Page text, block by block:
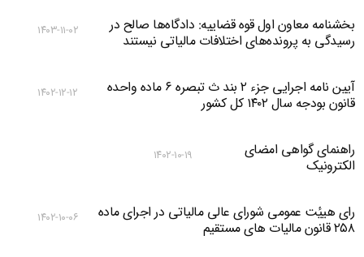
بخشنامه معاون اول قوه قضاییه: دادگاه‌‌ها صالح در
رسیدگی به پرونده‌های اختلافات مالیاتی نیستند
۱۴۰۳-۱۱-۰۲
آیین نامه اجرایی جزء ۲ بند ث تبصره ۶ ماده واحده
قانون بودجه سال ۱۴۰۲ کل کشور
۱۴۰۲-۱۲-۱۲
راهنمای گواهی امضای
الکترونیک
۱۴۰۲-۱۰-۱۹
رای هییٔت عمومی شورای عالی مالیاتی در اجرای ماده
۲۵۸ قانون مالیات های مستقیم
۱۴۰۲-۱۰-۰۶